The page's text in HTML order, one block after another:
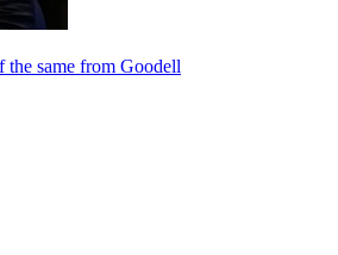
same from Goodell